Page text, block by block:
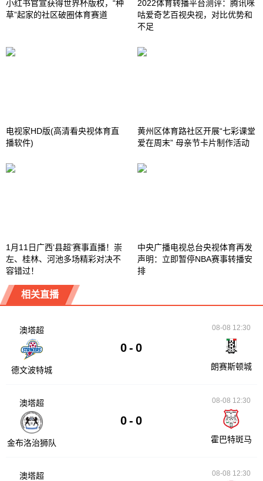
小红书官宣获得世界杯版权，“种
草”起家的社区破圈体育赛道
2022体育转播平台测评：腾讯咪
咕爱奇艺百视央视，对比优势和
不足
电视家HD版(高清看央视体育直
播软件)
黄州区体育路社区开展“七彩课堂
爱在周末” 母亲节卡片制作活动
1月11日广西‘县超’赛事直播！崇
左、桂林、河池多场精彩对决不
容错过！
中央广播电视总台央视体育再发
声明：立即暂停NBA赛事转播安
排
相关直播
澳塔超
德文波特城
0 - 0
08-08 12:30
朗赛斯顿城
澳塔超
金布洛治狮队
0 - 0
08-08 12:30
霍巴特斑马
澳塔超 08-08 12:30